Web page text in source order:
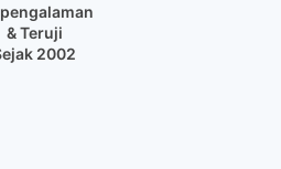
& Teruji
2002